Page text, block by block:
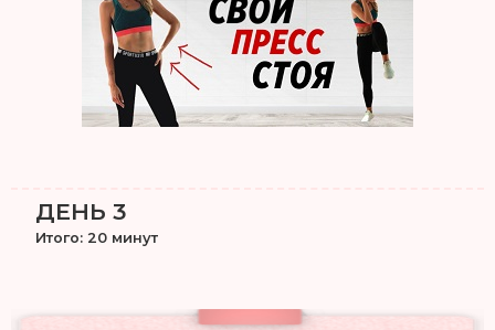
ДЕНЬ 3
Итого: 20 минут